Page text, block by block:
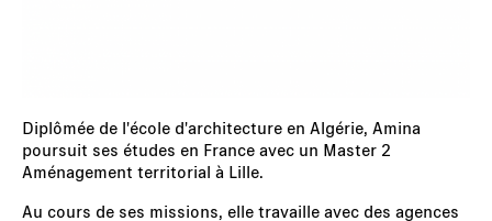
Diplômée de l'école d'architecture en Algérie, Amina
poursuit ses études en France avec un Master 2
Aménagement territorial à Lille.
Au cours de ses missions, elle travaille avec des agences